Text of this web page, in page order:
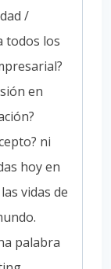
/
todos los
en
ni
hoy en
vidas de
palabra